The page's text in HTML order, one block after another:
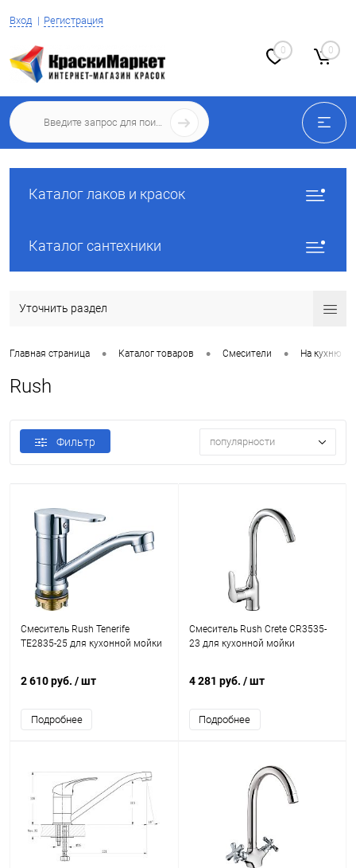
Вход Регистрация
0 0
Каталог лаков и красок
Каталог сантехники
Уточнить раздел
Главная страница • Каталог товаров • Смесители • На кухню
Rush
Фильтр популярности
Смеситель Rush Tenerife
TE2835-25 для кухонной мойки
2 610 руб. / шт
Подробнее
Смеситель Rush Crete CR3535-
23 для кухонной мойки
4 281 руб. / шт
Подробнее